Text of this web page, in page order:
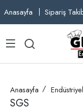
Anasayfa Sipariş
Anasayfa
SGS